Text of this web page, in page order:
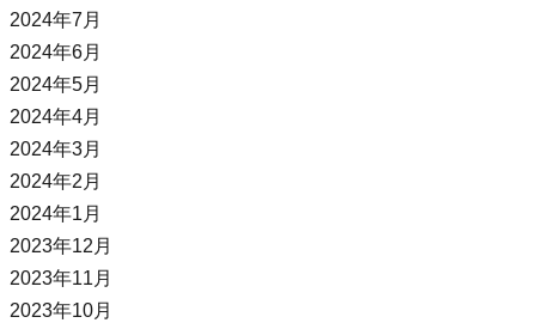
2024年7月
2024年6月
2024年5月
2024年4月
2024年3月
2024年2月
2024年1月
2023年12月
2023年11月
2023年10月